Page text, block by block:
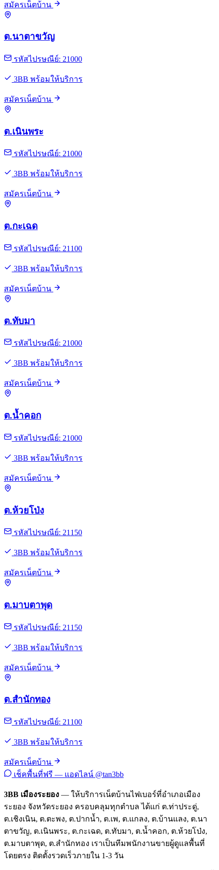
สมัครเน็ตบ้าน
ต.นาตาขวัญ
รหัสไปรษณีย์: 21000
3BB พร้อมให้บริการ
สมัครเน็ตบ้าน
ต.เนินพระ
รหัสไปรษณีย์: 21000
3BB พร้อมให้บริการ
สมัครเน็ตบ้าน
ต.กะเฉด
รหัสไปรษณีย์: 21100
3BB พร้อมให้บริการ
สมัครเน็ตบ้าน
ต.ทับมา
รหัสไปรษณีย์: 21000
3BB พร้อมให้บริการ
สมัครเน็ตบ้าน
ต.น้ำคอก
รหัสไปรษณีย์: 21000
3BB พร้อมให้บริการ
สมัครเน็ตบ้าน
ต.ห้วยโป่ง
รหัสไปรษณีย์: 21150
3BB พร้อมให้บริการ
สมัครเน็ตบ้าน
ต.มาบตาพุด
รหัสไปรษณีย์: 21150
3BB พร้อมให้บริการ
สมัครเน็ตบ้าน
ต.สำนักทอง
รหัสไปรษณีย์: 21100
3BB พร้อมให้บริการ
สมัครเน็ตบ้าน
เช็คพื้นที่ฟรี — แอดไลน์ @tan3bb
3BB เมืองระยอง — ให้บริการเน็ตบ้านไฟเบอร์ที่อำเภอเมือง
ระยอง จังหวัดระยอง ครอบคลุมทุกตำบล ได้แก่ ต.ท่าประดู่,
ต.เชิงเนิน, ต.ตะพง, ต.ปากน้ำ, ต.เพ, ต.แกลง, ต.บ้านแลง, ต.นา
ตาขวัญ, ต.เนินพระ, ต.กะเฉด, ต.ทับมา, ต.น้ำคอก, ต.ห้วยโป่ง,
ต.มาบตาพุด, ต.สำนักทอง เราเป็นทีมพนักงานขายผู้ดูแลพื้นที่
โดยตรง ติดตั้งรวดเร็วภายใน 1-3 วัน